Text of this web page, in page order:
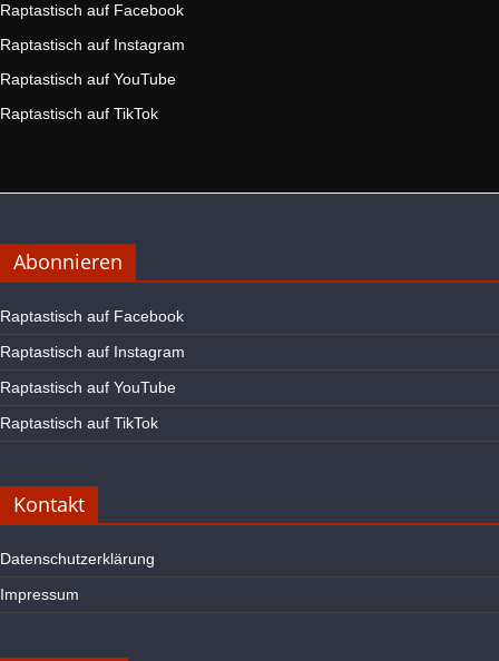
Raptastisch auf Facebook
Raptastisch auf Instagram
Raptastisch auf YouTube
Raptastisch auf TikTok
Abonnieren
Raptastisch auf Facebook
Raptastisch auf Instagram
Raptastisch auf YouTube
Raptastisch auf TikTok
Kontakt
Datenschutzerklärung
Impressum